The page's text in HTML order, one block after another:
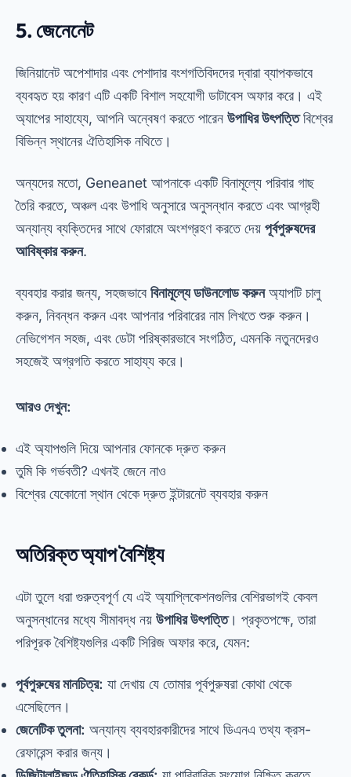
5. জেনেনেট
জিনিয়ানেট অপেশাদার এবং পেশাদার বংশগতিবিদদের দ্বারা ব্যাপকভাবে
ব্যবহৃত হয় কারণ এটি একটি বিশাল সহযোগী ডাটাবেস অফার করে। এই
অ্যাপের সাহায্যে, আপনি অন্বেষণ করতে পারেন উপাধির উৎপত্তিবিশ্বের
বিভিন্ন স্থানের ঐতিহাসিক নথিতে।
অন্যদের মতো, Geneanet আপনাকে একটি বিনামূল্যে পরিবার গাছ
তৈরি করতে, অঞ্চল এবং উপাধি অনুসারে অনুসন্ধান করতে এবং আগ্রহী
অন্যান্য ব্যক্তিদের সাথে ফোরামে অংশগ্রহণ করতে দেয় পূর্বপুরুষদের
আবিষ্কার করুন.
ব্যবহার করার জন্য, সহজভাবে বিনামূল্যে ডাউনলোড করুনঅ্যাপটি চালু
করুন, নিবন্ধন করুন এবং আপনার পরিবারের নাম লিখতে শুরু করুন।
নেভিগেশন সহজ, এবং ডেটা পরিষ্কারভাবে সংগঠিত, এমনকি নতুনদেরও
সহজেই অগ্রগতি করতে সাহায্য করে।
আরও দেখুন:
এই অ্যাপগুলি দিয়ে আপনার ফোনকে দ্রুত করুন
তুমি কি গর্ভবতী? এখনই জেনে নাও
বিশ্বের যেকোনো স্থান থেকে দ্রুত ইন্টারনেট ব্যবহার করুন
অতিরিক্ত অ্যাপ বৈশিষ্ট্য
এটা তুলে ধরা গুরুত্বপূর্ণ যে এই অ্যাপ্লিকেশনগুলির বেশিরভাগই কেবল
অনুসন্ধানের মধ্যে সীমাবদ্ধ নয় উপাধির উৎপত্তি। প্রকৃতপক্ষে, তারা
পরিপূরক বৈশিষ্ট্যগুলির একটি সিরিজ অফার করে, যেমন:
পূর্বপুরুষের মানচিত্র: যা দেখায় যে তোমার পূর্বপুরুষরা কোথা থেকে
এসেছিলেন।
জেনেটিক তুলনা: অন্যান্য ব্যবহারকারীদের সাথে ডিএনএ তথ্য ক্রস-
রেফারেন্স করার জন্য।